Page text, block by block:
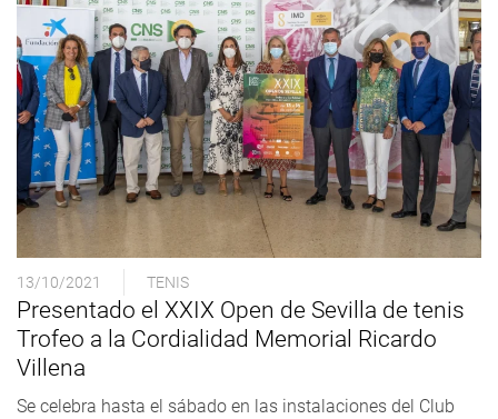
13/10/2021 TENIS
Presentado el XXIX Open de Sevilla de tenis
Trofeo a la Cordialidad Memorial Ricardo
Villena
Se celebra hasta el sábado en las instalaciones del Club